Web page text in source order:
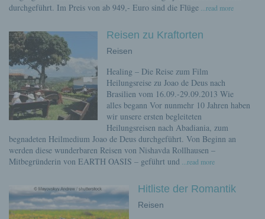
durchgeführt. Im Preis von ab 949,- Euro sind die Flüge ...read more
Reisen zu Kraftorten
Reisen
Healing – Die Reise zum Film
Heilungsreise zu Joao de Deus nach
Brasilien vom 16.09.-29.09.2013 Wie
alles begann Vor nunmehr 10 Jahren haben
wir unsere ersten begleiteten
Heilungsreisen nach Abadiania, zum
begnadeten Heilmedium Joao de Deus durchgeführt. Von Beginn an
werden diese wunderbaren Reisen von Nishavda Rollhausen –
Mitbegründerin von EARTH OASIS – geführt und ...read more
Hitliste der Romantik
Reisen